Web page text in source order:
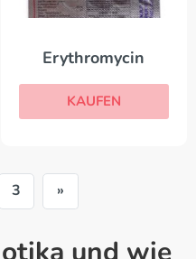
Erythromycin
KAUFEN
3 »